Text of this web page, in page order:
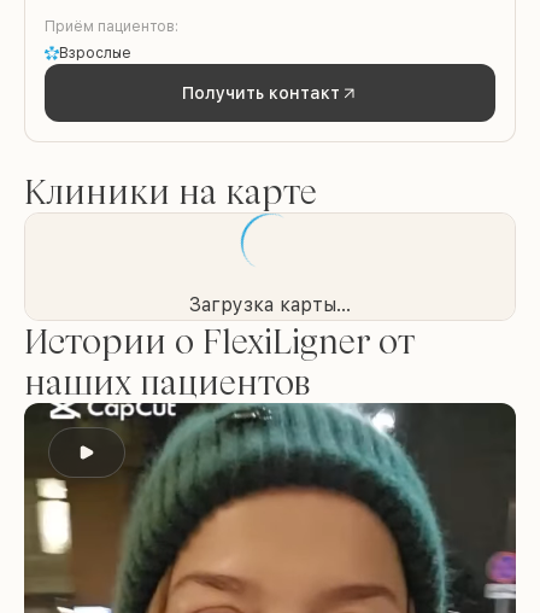
Приём пациентов:
Взрослые
Получить контакт
Клиники на карте
Загрузка карты...
Истории о FlexiLigner от
наших пациентов